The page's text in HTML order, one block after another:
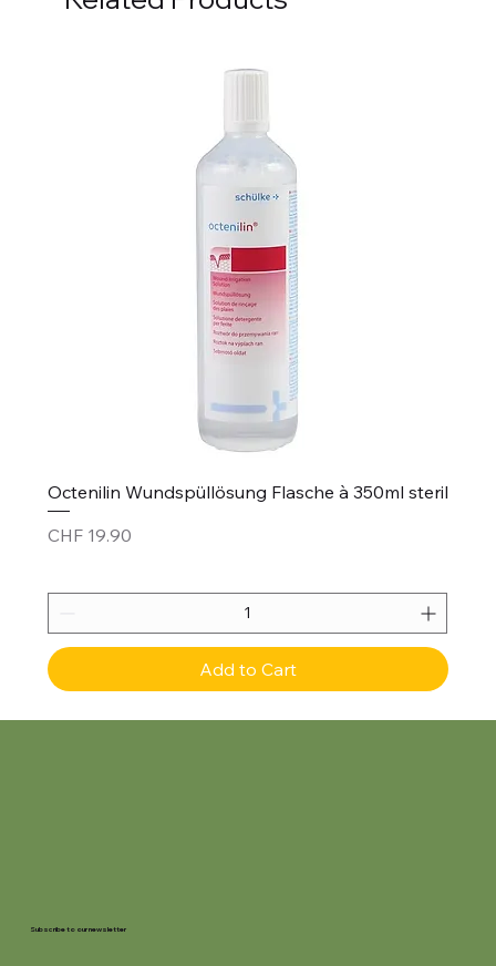
Octenilin Wundspüllösung Flasche à 350ml steril
Price
CHF 19.90
Add to Cart
Subscribe to our newsletter